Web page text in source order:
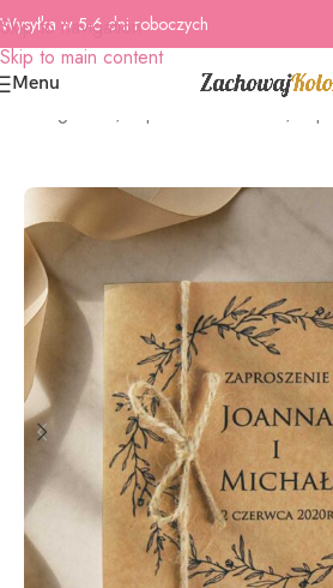
Skip to navigation
Skip to main content
Wysyłka w 5-6 dni roboczych
Menu